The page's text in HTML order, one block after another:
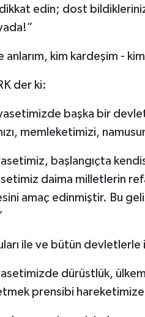
edin; dost
anlarım, kim kardeşim -
der ki:
başka bir
memleketimizi,
başlangıçta
daima milletlerin
amaç edinmiştir. Bu
ile ve bütün devletlerle
dürüstlük,
prensibi hareketimize